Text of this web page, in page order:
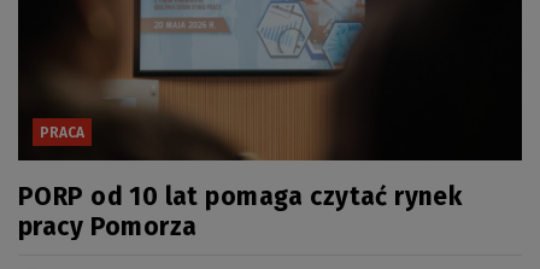
PRACA
PORP od 10 lat pomaga czytać rynek
pracy Pomorza